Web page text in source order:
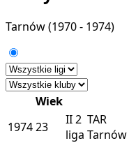
Tarnów(1970 - 1974)
Wiek
197423 II2
liga
TAR
Tarnów